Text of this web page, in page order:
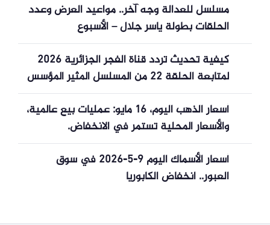
مسلسل للعدالة وجه آخر.. مواعيد العرض وعدد
الحلقات بطولة ياسر جلال – الأسبوع
كيفية تحديث تردد قناة الفجر الجزائرية 2026
لمتابعة الحلقة 22 من المسلسل المثير المؤسس
أورهان
أسعار الذهب اليوم، 16 مايو: عمليات بيع عالمية،
والأسعار المحلية تستمر في الانخفاض.
أسعار الأسماك اليوم 9-5-2026 في سوق
العبور.. انخفاض الكابوريا